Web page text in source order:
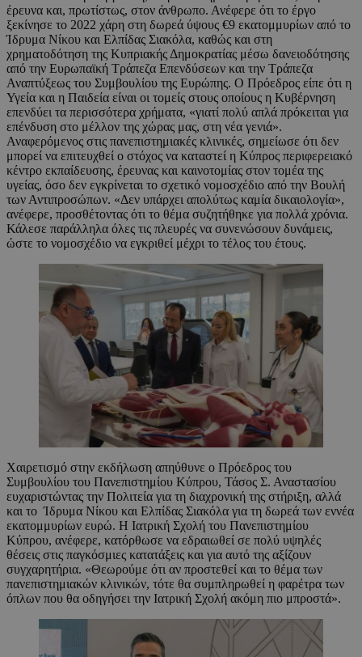
έρευνα και, πρωτίστως, στον άνθρωπο. Ανέφερε ότι το έργο
ξεκίνησε το 2022 χάρη στη δωρεά ύψους €9 εκατομμυρίων από το
Ίδρυμα Νίκου και Ελπίδας Σιακόλα, καθώς και στη
χρηματοδότηση της Κυπριακής Δημοκρατίας μέσω δανειοδότησης
από την Ευρωπαϊκή Τράπεζα Επενδύσεων και την Τράπεζα
Αναπτύξεως του Συμβουλίου της Ευρώπης. Ο Πρόεδρος είπε ότι η
Υγεία και η Παιδεία είναι οι τομείς στους οποίους η Κυβέρνηση
επενδύει τα περισσότερα χρήματα, «γιατί πολύ απλά πρόκειται για
επένδυση στο μέλλον της χώρας μας, στη νέα γενιά».
Αναφερόμενος στις πανεπιστημιακές κλινικές, σημείωσε ότι δεν
μπορεί να επιτευχθεί ο στόχος να καταστεί η Κύπρος περιφερειακό
κέντρο εκπαίδευσης, έρευνας και καινοτομίας στον τομέα της
υγείας, όσο δεν εγκρίνεται το σχετικό νομοσχέδιο από την Βουλή
των Αντιπροσώπων. «Δεν υπάρχει απολύτως καμία δικαιολογία»,
ανέφερε, προσθέτοντας ότι το θέμα συζητήθηκε για πολλά χρόνια.
Κάλεσε παράλληλα όλες τις πλευρές να συνενώσουν δυνάμεις,
ώστε το νομοσχέδιο να εγκριθεί μέχρι το τέλος του έτους.
Χαιρετισμό στην εκδήλωση απηύθυνε ο Πρόεδρος του
Συμβουλίου του Πανεπιστημίου Κύπρου, Τάσος Σ. Αναστασίου
ευχαριστώντας την Πολιτεία για τη διαχρονική της στήριξη, αλλά
και το Ίδρυμα Νίκου και Ελπίδας Σιακόλα για τη δωρεά των εννέα
εκατομμυρίων ευρώ. Η Ιατρική Σχολή του Πανεπιστημίου
Κύπρου, ανέφερε, κατόρθωσε να εδραιωθεί σε πολύ υψηλές
θέσεις στις παγκόσμιες κατατάξεις και για αυτό της αξίζουν
συγχαρητήρια. «Θεωρούμε ότι αν προστεθεί και το θέμα των
πανεπιστημιακών κλινικών, τότε θα συμπληρωθεί η φαρέτρα των
όπλων που θα οδηγήσει την Ιατρική Σχολή ακόμη πιο μπροστά».